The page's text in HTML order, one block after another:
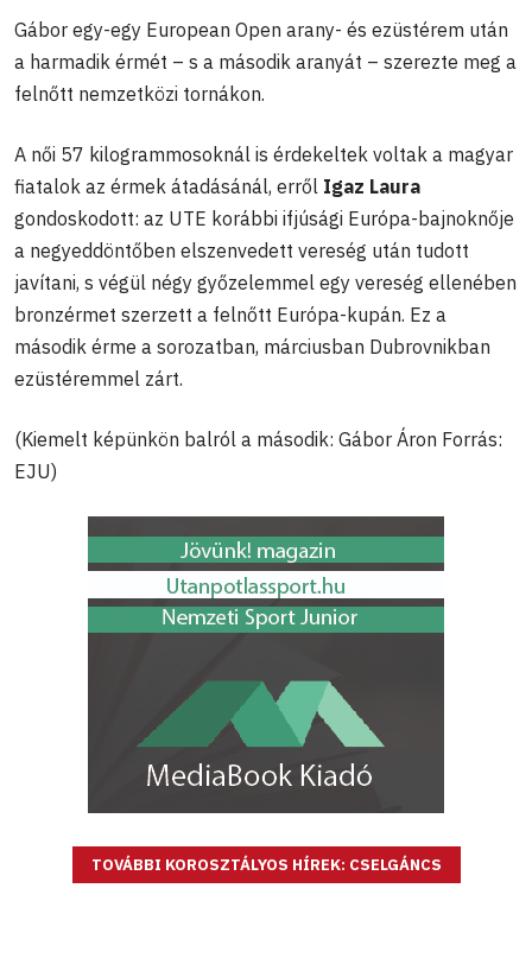
Gábor egy-egy European Open arany- és ezüstérem után
a harmadik érmét – s a második aranyát – szerezte meg a
felnőtt nemzetközi tornákon.
A női 57 kilogrammosoknál is érdekeltek voltak a magyar
fiatalok az érmek átadásánál, erről Igaz Laura
gondoskodott: az UTE korábbi ifjúsági Európa-bajnoknője
a negyeddöntőben elszenvedett vereség után tudott
javítani, s végül négy győzelemmel egy vereség ellenében
bronzérmet szerzett a felnőtt Európa-kupán. Ez a
második érme a sorozatban, márciusban Dubrovnikban
ezüstéremmel zárt.
(Kiemelt képünkön balról a második: Gábor Áron Forrás:
EJU)
TOVÁBBI KOROSZTÁLYOS HÍREK: CSELGÁNCS